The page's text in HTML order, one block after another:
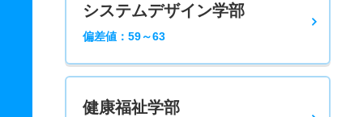
システムデザイン学部
偏差値：59～63
健康福祉学部